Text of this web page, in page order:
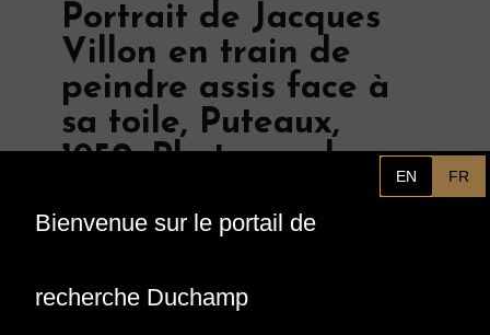
Portrait de Jacques
Villon en train de
peindre assis face à
sa toile, Puteaux,
1950. Photographe :
EN FR
Bienvenue sur le portail de
recherche Duchamp